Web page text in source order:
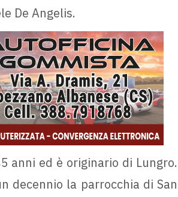
De Angelis.
anni ed è originario di Lungro.
decennio la parrocchia di San